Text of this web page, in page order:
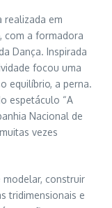
realizada em
com a formadora
Dança. Inspirada
focou uma
equilíbrio, a perna.
espetáculo “A
Nacional de
vezes
construir
tridimensionais e